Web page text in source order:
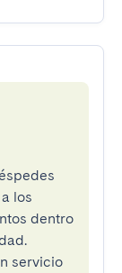
los
dentro
servicio